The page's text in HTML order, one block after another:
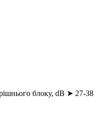
блоку, dB ➤ 27-38